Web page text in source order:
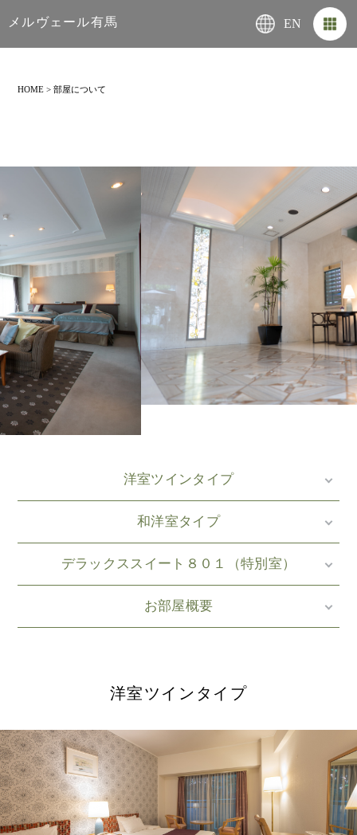
メルヴェール有馬 EN
HOME >部屋について
洋室ツインタイプ
和洋室タイプ
デラックススイート８０１（特別室）
お部屋概要
洋室ツインタイプ